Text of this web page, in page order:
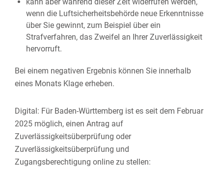
wenn die Luftsicherheitsbehörde neue Erkenntnisse
über Sie gewinnt, zum Beispiel über ein
Strafverfahren, das Zweifel an Ihrer Zuverlässigkeit
hervorruft.
​​​​​​​Bei einem negativen Ergebnis können Sie innerhalb
eines Monats Klage erheben.
Digital: Für Baden-Württemberg ist es seit dem Februar
2025 möglich, einen Antrag auf
Zuverlässigkeitsüberprüfung oder
Zuverlässigkeitsüberprüfung und
Zugangsberechtigung online zu stellen: